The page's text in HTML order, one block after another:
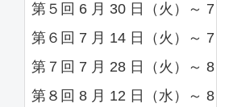
第５回 6 月 30 日（火）～ 7
第６回 7 月 14 日（火）～ 7
第７回 7 月 28 日（火）～ 8
第８回 8 月 12 日（水）～ 8